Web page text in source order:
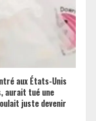
aux États-Unis
aurait tué une
juste devenir